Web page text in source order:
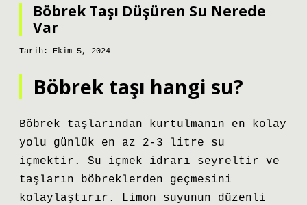
Böbrek Taşı Düşüren Su Nerede
Var
Tarih: Ekim 5, 2024
Böbrek taşı hangi su?
Böbrek taşlarından kurtulmanın en kolay
yolu günlük en az 2-3 litre su
içmektir. Su içmek idrarı seyreltir ve
taşların böbreklerden geçmesini
kolaylaştırır. Limon suyunun düzenli